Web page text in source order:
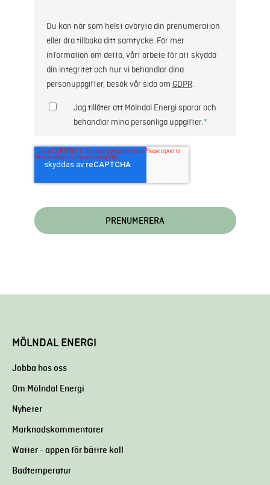
Jag tillåter att Mölndal Energi sparar och
behandlar mina personliga uppgifter.*
Du kan när som helst avbryta din prenumeration
eller dra tillbaka ditt samtycke. För mer
information om detta, vårt arbete för att skydda
din integritet och hur vi behandlar dina
personuppgifter, besök vår sida om GDPR.
MÖLNDAL ENERGI
Jobba hos oss
Om Mölndal Energi
Nyheter
Marknadskommentarer
Watter - appen för bättre koll
Badtemperatur